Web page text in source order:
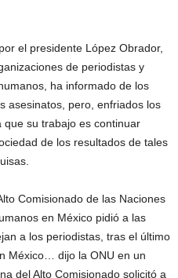
el presidente López Obrador,
de periodistas y
ha informado de los
asesinatos, pero, enfriados los
su trabajo es continuar
de los resultados de tales
Comisionado de las Naciones
en México pidió a las
a los periodistas, tras el último
México… dijo la ONU en un
del Alto Comisionado solicitó a